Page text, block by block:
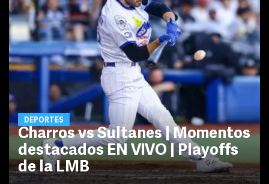
DEPORTES
Charros vs Sultanes | Momentos
destacados EN VIVO | Playoffs
de la LMB